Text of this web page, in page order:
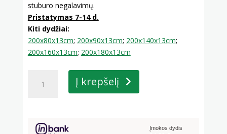
stuburo negalavimų.
Pristatymas 7-14 d.
Kiti dydžiai:
200x80x13cm; 200x90x13cm; 200x140x13cm;
200x160x13cm; 200x180x13cm
kiekis:
(grikių
Į krepšelį
Įmokos dydis